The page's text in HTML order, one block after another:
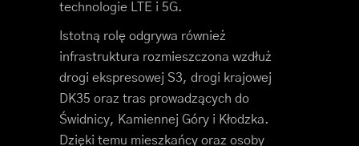
technologie LTE i 5G.
Istotną rolę odgrywa również
infrastruktura rozmieszczona wzdłuż
drogi ekspresowej S3, drogi krajowej
DK35 oraz tras prowadzących do
Świdnicy, Kamiennej Góry i Kłodzka.
Dzięki temu mieszkańcy oraz osoby